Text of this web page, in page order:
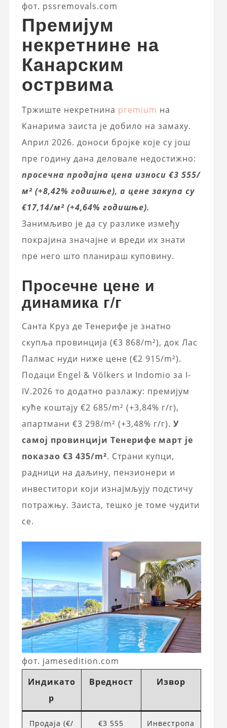
фот. pssremovals.com
Премијум
некретнине на
Канарским
острвима
Тржиште некретнина premium на
Канарима заиста је добило на замаху.
Април 2026. доноси бројке које су још
пре годину дана деловале недостижно:
просечна продајна цена износи €3 555/
м² (+8,42% годишње), а цене закупа су
€17,14/м² (+4,64% годишње).
Занимљиво је да су разлике између
покрајина значајне и вреди их знати
пре него што планираш куповину.
Просечне цене и
динамика г/г
Санта Круз де Тенерифе је знатно
скупља провинција (€3 868/m²), док Лас
Палмас нуди ниже цене (€2 915/m²).
Подаци Engel & Völkers и Indomio за I-
IV.2026 то додатно разлажу: премијум
куће коштају €2 685/m² (+3,84% г/г),
апартмани €3 298/m² (+3,48% г/г). У
самој провинцији Тенерифе март је
показао €3 435/m². Страни купци,
радници на даљину, пензионери и
инвеститори који изнајмљују подстичу
потражњу. Заиста, тешко је томе чудити
се.
фот. jamesedition.com
Индикато
р
Вредност Извор
Продаја (€/ €3 555 Инвестропа